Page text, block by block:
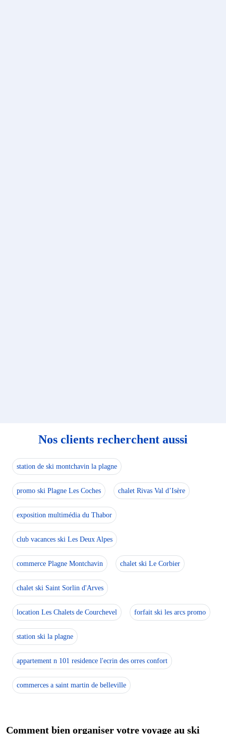
Nos clients recherchent aussi
station de ski montchavin la plagne
promo ski Plagne Les Coches chalet Rivas Val d’Isère
exposition multimédia du Thabor
club vacances ski Les Deux Alpes
commerce Plagne Montchavin chalet ski Le Corbier
chalet ski Saint Sorlin d'Arves
location Les Chalets de Courchevel forfait ski les arcs promo
station ski la plagne
appartement n 101 residence l'ecrin des orres confort
commerces a saint martin de belleville
Comment bien organiser votre voyage au ski